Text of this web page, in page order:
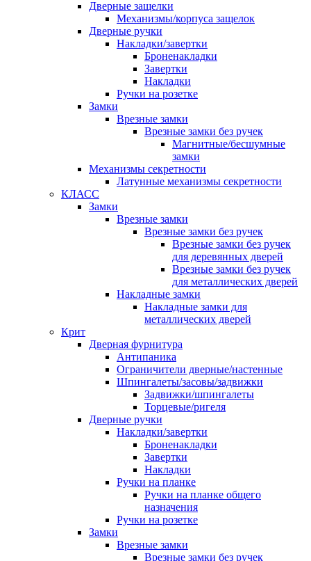
Дверные защелки
Механизмы/корпуса защелок
Дверные ручки
Накладки/завертки
Броненакладки
Завертки
Накладки
Ручки на розетке
Замки
Врезные замки
Врезные замки без ручек
Магнитные/бесшумные
замки
Механизмы секретности
Латунные механизмы секретности
КЛАСС
Замки
Врезные замки
Врезные замки без ручек
Врезные замки без ручек
для деревянных дверей
Врезные замки без ручек
для металлических дверей
Накладные замки
Накладные замки для
металлических дверей
Крит
Дверная фурнитура
Антипаника
Ограничители дверные/настенные
Шпингалеты/засовы/задвижки
Задвижки/шпингалеты
Торцевые/ригеля
Дверные ручки
Накладки/завертки
Броненакладки
Завертки
Накладки
Ручки на планке
Ручки на планке общего
назначения
Ручки на розетке
Замки
Врезные замки
Врезные замки без ручек